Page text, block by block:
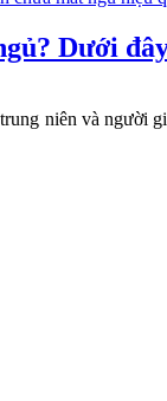
Dưới
niên và người